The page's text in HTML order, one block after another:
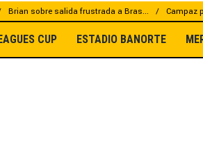
Brian sobre salida frustrada a Bras... Campaz
CUP ESTADIO BANORTE